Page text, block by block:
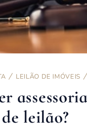
LEILÃO DE IMÓVEIS
leilão?